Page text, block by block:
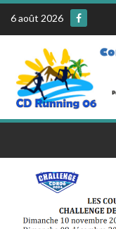
Skip
content
6 août 2026